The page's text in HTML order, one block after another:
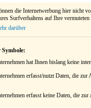
die Internetwerbung hier nicht
Surfverhaltens auf Ihre
darüber
Symbole:
hat Ihnen bislang keine
erfasst/nutzt Daten, die zur
erfasst keine Daten, die